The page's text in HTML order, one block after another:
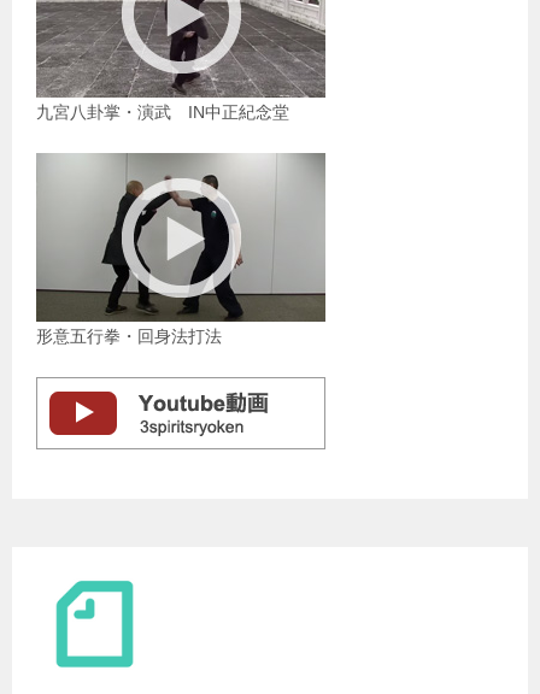
九宮八卦掌・演武 IN中正紀念堂
形意五行拳・回身法打法